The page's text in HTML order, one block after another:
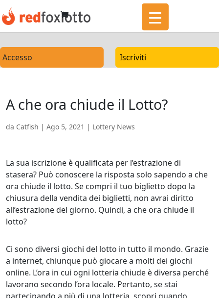
Accesso Iscriviti
A che ora chiude il Lotto?
da Catfish | Ago 5, 2021 | Lottery News
La sua iscrizione è qualificata per l’estrazione di
stasera? Può conoscere la risposta solo sapendo a che
ora chiude il lotto. Se compri il tuo biglietto dopo la
chiusura della vendita dei biglietti, non avrai diritto
all’estrazione del giorno. Quindi, a che ora chiude il
lotto?
Ci sono diversi giochi del lotto in tutto il mondo. Grazie
a internet, chiunque può giocare a molti dei giochi
online. L’ora in cui ogni lotteria chiude è diversa perché
lavorano secondo l’ora locale. Pertanto, se stai